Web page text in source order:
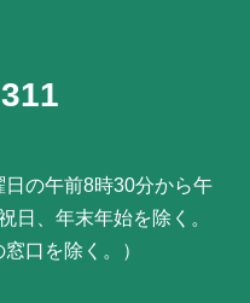
日の午前8時30分から午
日、年末年始を除く。
口を除く。）